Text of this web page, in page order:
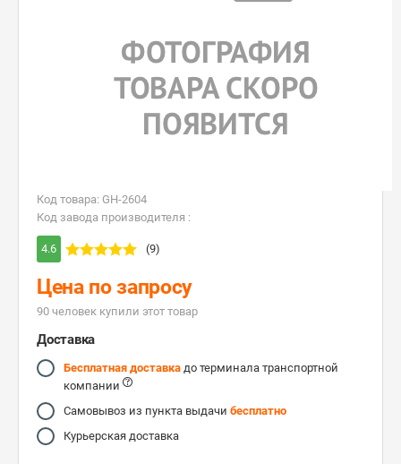
Код товара: GH-2604
Код завода производителя :
4.6 (9)
Цена по запросу
90 человек купили этот товар
Доставка
Бесплатная доставка до терминала транспортной
компании
Самовывоз из пункта выдачи бесплатно
Курьерская доставка